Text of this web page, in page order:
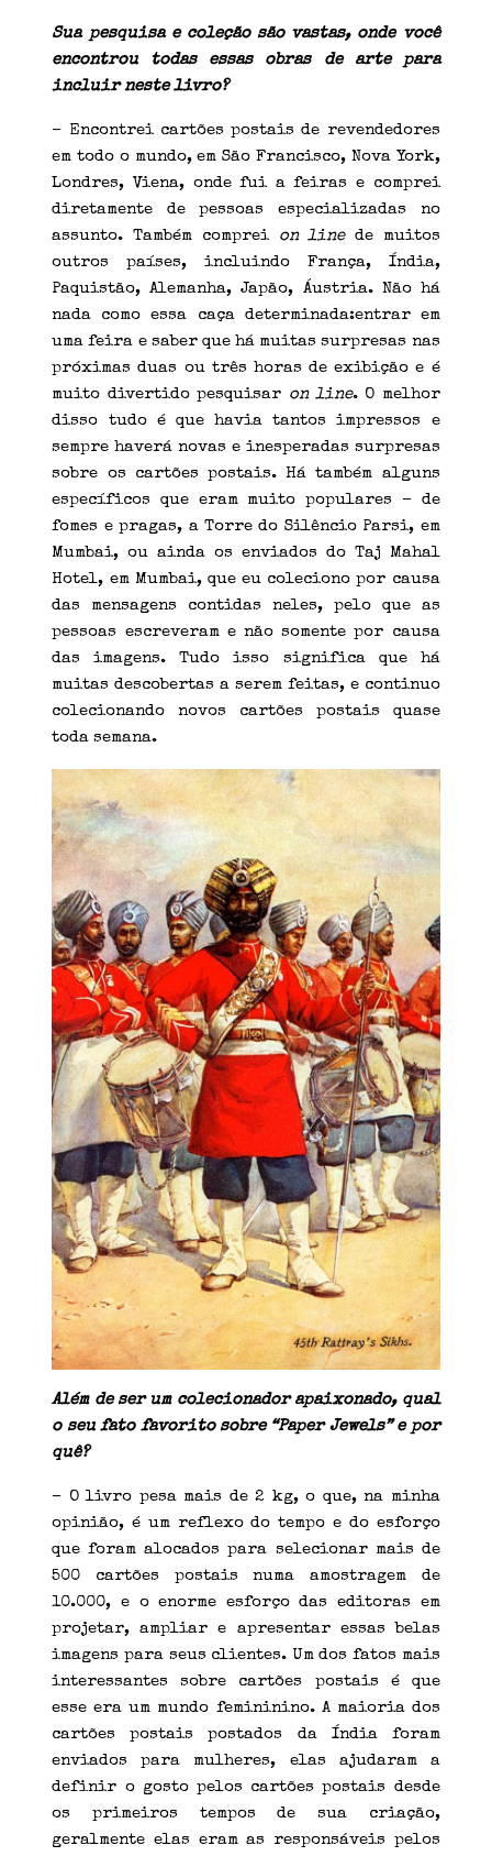
Sua pesquisa e coleção são vastas, onde você
encontrou todas essas obras de arte para
incluir neste livro?
– Encontrei cartões postais de revendedores
em todo o mundo, em São Francisco, Nova York,
Londres, Viena, onde fui a feiras e comprei
diretamente de pessoas especializadas no
assunto. Também comprei on linede muitos
outros países, incluindo França, Índia,
Paquistão, Alemanha, Japão, Áustria. Não há
nada como essa caça determinada:entrar em
uma feira e saber que há muitas surpresas nas
próximas duas ou três horas de exibição e é
muito divertido pesquisar on line. O melhor
disso tudo é que havia tantos impressos e
sempre haverá novas e inesperadas surpresas
sobre os cartões postais. Há também alguns
específicos que eram muito populares – de
fomes e pragas, a Torre do Silêncio Parsi, em
Mumbai, ou ainda os enviados do Taj Mahal
Hotel, em Mumbai, que eu coleciono por causa
das mensagens contidas neles, pelo que as
pessoas escreveram e não somente por causa
das imagens. Tudo isso significa que há
muitas descobertas a serem feitas, e continuo
colecionando novos cartões postais quase
toda semana.
Além de ser um colecionador apaixonado, qual
o seu fato favorito sobre “Paper Jewels” e por
quê?
– O livro pesa mais de 2 kg, o que, na minha
opinião, é um reflexo do tempo e do esforço
que foram alocados para selecionar mais de
500 cartões postais numa amostragem de
10.000, e o enorme esforço das editoras em
projetar, ampliar e apresentar essas belas
imagens para seus clientes. Um dos fatos mais
interessantes sobre cartões postais é que
esse era um mundo femininino. A maioria dos
cartões postais postados da Índia foram
enviados para mulheres, elas ajudaram a
definir o gosto pelos cartões postais desde
os primeiros tempos de sua criação,
geralmente elas eram as responsáveis ​​pelos